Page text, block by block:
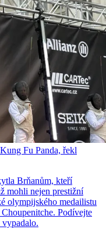
Fu Panda, řekl
Brňanům, kteří
mohli nejen prestižní
olympijského medailistu
Podívejte